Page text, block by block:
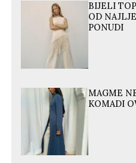
BIJELI
OD
PONUDI
MAGME
KOMADI